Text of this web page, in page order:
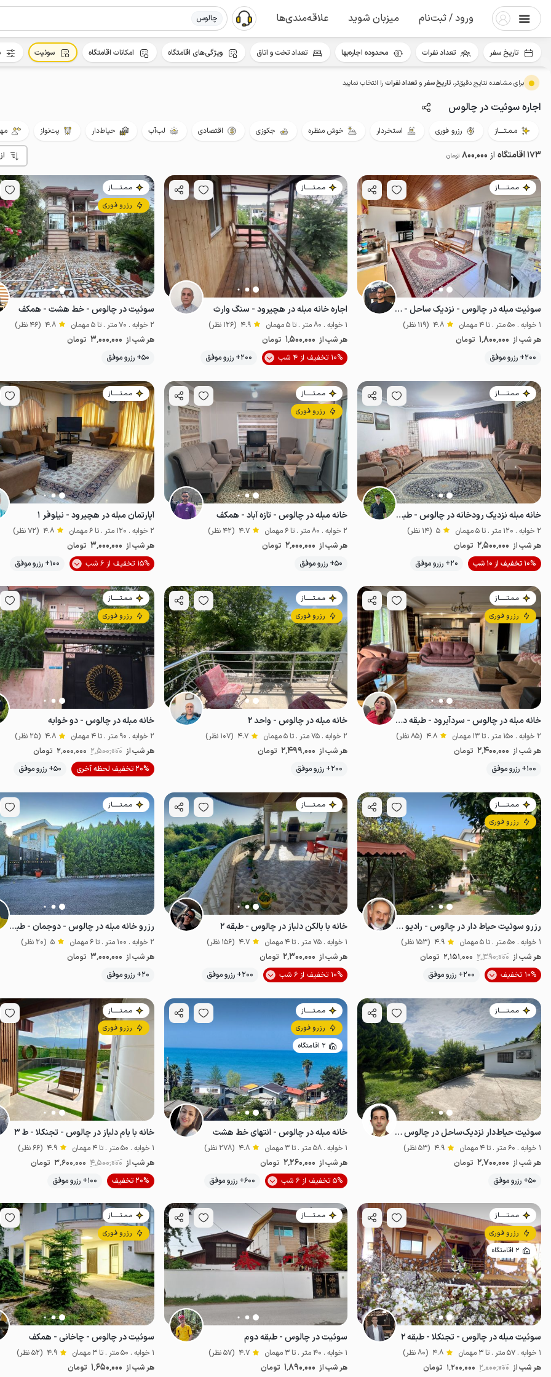
ورود / ثبت‌نام میزبان شوید علاقه‌مندی‌ها چالوس
برای مشاهده نتایج دقیق‌تر، تاریخ سفرو تعداد نفراترا انتخاب نمایید
اجاره سوئیت در چالوس
مـمـتــــاز رزرو فوری استخردار خوش منظره جکوزی اقتصادی لب‌آب حیاط‌دار پت‌نواز
173 اقامتگاه از 800٬000 تومان
مـمـتــــــاز
سوئیت مبله در چالوس - نزدیک ساحل - و ۲
1 خوابه . 50 متر . تا 4 مهمان 4.8 (119 نظر)
هر شب از 1٬800٬000 تومان
200+ رزرو موفق
موقعیت در نقشه
مـمـتــــــاز
اجاره خانه مبله در هچیرود - سنگ وارث
1 خوابه . 80 متر . تا 5 مهمان 4.9 (126 نظر)
هر شب از 1٬500٬000 تومان
10% تخفیف از 4 شب
200+ رزرو موفق اقتصادی
مـمـتــــــاز
رزرو فوری
سوئیت در چالوس - خط هشت - همکف
2 خوابه . 70 متر . تا 5 مهمان 4.8 (46 نظر)
هر شب از 3٬000٬000 تومان
50+ رزرو موفق
مـمـتــــــاز
خانه مبله نزدیک رودخانه در چالوس - طبقه ۲
2 خوابه . 120 متر . تا 5 مهمان 5 (14 نظر)
هر شب از 2٬500٬000 تومان
10% تخفیف از 10 شب
20+ رزرو موفق موقعیت در نقشه
مـمـتــــــاز
رزرو فوری
خانه مبله در چالوس - تازه آباد - همکف
2 خوابه . 80 متر . تا 6 مهمان 4.7 (42 نظر)
هر شب از 2٬000٬000 تومان
50+ رزرو موفق
موقعیت در نقشه
مـمـتــــــاز
آپارتمان مبله در هچیرود - نیلوفر ۱
2 خوابه . 120 متر . تا 6 مهمان 4.8 (72 نظر)
هر شب از 3٬000٬000 تومان
15% تخفیف از 6 شب
100+ رزرو موفق
مـمـتــــــاز
رزرو فوری
خانه مبله در چالوس - سردآبرود - طبقه دوم
2 خوابه . 150 متر . تا 13 مهمان 4.8 (85 نظر)
هر شب از 2٬400٬000 تومان
100+ رزرو موفق
موقعیت در نقشه
مـمـتــــــاز
رزرو فوری
خانه مبله در چالوس - واحد ۲
2 خوابه . 75 متر . تا 5 مهمان 4.7 (107 نظر)
هر شب از 2٬499٬000 تومان
200+ رزرو موفق
ضدعفونی‌شده
مـمـتــــــاز
رزرو فوری
خانه مبله در چالوس - دو خوابه
2 خوابه . 90 متر . تا 4 مهمان 4.8 (25 نظر)
هر شب از 2٬500٬000 2٬000٬000 تومان
20% تخفیف لحظه آخری
50+ رزرو موفق
مـمـتــــــاز
رزرو فوری
رزرو سوئیت حیاط دار در چالوس - رادیو دریا
1 خوابه . 50 متر . تا 5 مهمان 4.9 (153 نظر)
هر شب از 2٬390٬000 2٬151٬000 تومان
10% تخفیف
200+ رزرو موفق موقعیت در نقشه
مـمـتــــــاز
خانه با بالکن دلباز در چالوس - طبقه ۲
1 خوابه . 75 متر . تا 4 مهمان 4.7 (156 نظر)
هر شب از 2٬300٬000 تومان
10% تخفیف از 6 شب
200+ رزرو موفق خوش منظره
مـمـتــــــاز
رزرو خانه مبله در چالوس - دوجمان - طبقه دوم
2 خوابه . 100 متر . تا 6 مهمان 5 (20 نظر)
هر شب از 3٬000٬000 تومان
20+ رزرو موفق
مـمـتــــــاز
سوئیت حیاط‌دار نزدیک‌ساحل در چالوس -تیپ۱
1 خوابه . 60 متر . تا 4 مهمان 4.9 (53 نظر)
هر شب از 2٬700٬000 تومان
50+ رزرو موفق
موقعیت در نقشه
مـمـتــــــاز
رزرو فوری
2 اقامتگاه
خانه مبله در چالوس - انتهای خط هشت
1 خوابه . 58 متر . تا 3 مهمان 4.8 (278 نظر)
هر شب از 2٬260٬000 تومان
5% تخفیف از 6 شب
600+ رزرو موفق موقعیت در نقشه
مـمـتــــــاز
رزرو فوری
خانه با بام دلباز در چالوس - تجنکلا - ط ۳
1 خوابه . 50 متر . تا 4 مهمان 4.9 (66 نظر)
هر شب از 4٬500٬000 3٬600٬000 تومان
20% تخفیف
100+ رزرو موفق
مـمـتــــــاز
رزرو فوری
2 اقامتگاه
سوئیت مبله در چالوس - تجنکلا - طبقه ۲
1 خوابه . 57 متر . تا 3 مهمان 4.8 (80 نظر)
هر شب از 2٬000٬000 1٬200٬000 تومان
مـمـتــــــاز
سوئیت در چالوس - طبقه دوم
1 خوابه . 40 متر . تا 3 مهمان 4.7 (57 نظر)
هر شب از 1٬890٬000 تومان
مـمـتــــــاز
رزرو فوری
سوئیت در چالوس - چاخانی - همکف
1 خوابه . 50 متر . تا 3 مهمان 4.9 (52 نظر)
هر شب از 1٬650٬000 تومان
تاریخ سفر تعداد نفرات محدوده اجاره‌بها تعداد تخت و اتاق ویژگی‌های اقامتگاه امکانات اقامتگاه سوئیت